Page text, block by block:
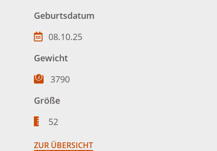
Geburtsdatum
08.10.25
Gewicht
3790
Größe
52
ZUR ÜBERSICHT